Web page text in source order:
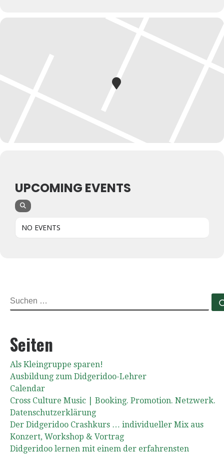
UPCOMING EVENTS
NO EVENTS
SUCHE
Seiten
Als Kleingruppe sparen!
Ausbildung zum Didgeridoo-Lehrer
Calendar
Cross Culture Music | Booking. Promotion. Netzwerk.
Datenschutzerklärung
Der Didgeridoo Crashkurs … individueller Mix aus
Konzert, Workshop & Vortrag
Didgeridoo lernen mit einem der erfahrensten